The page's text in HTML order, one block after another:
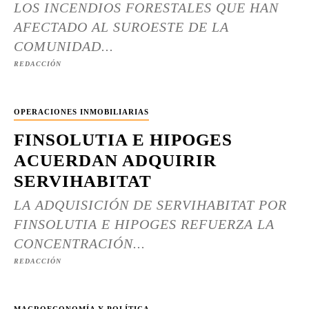
LOS INCENDIOS FORESTALES QUE HAN
AFECTADO AL SUROESTE DE LA
COMUNIDAD...
REDACCIÓN
OPERACIONES INMOBILIARIAS
FINSOLUTIA E HIPOGES
ACUERDAN ADQUIRIR
SERVIHABITAT
LA ADQUISICIÓN DE SERVIHABITAT POR
FINSOLUTIA E HIPOGES REFUERZA LA
CONCENTRACIÓN...
REDACCIÓN